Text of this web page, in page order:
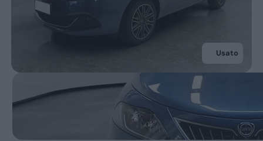
Fiat
Jeep
Dacia
Renault
Usato